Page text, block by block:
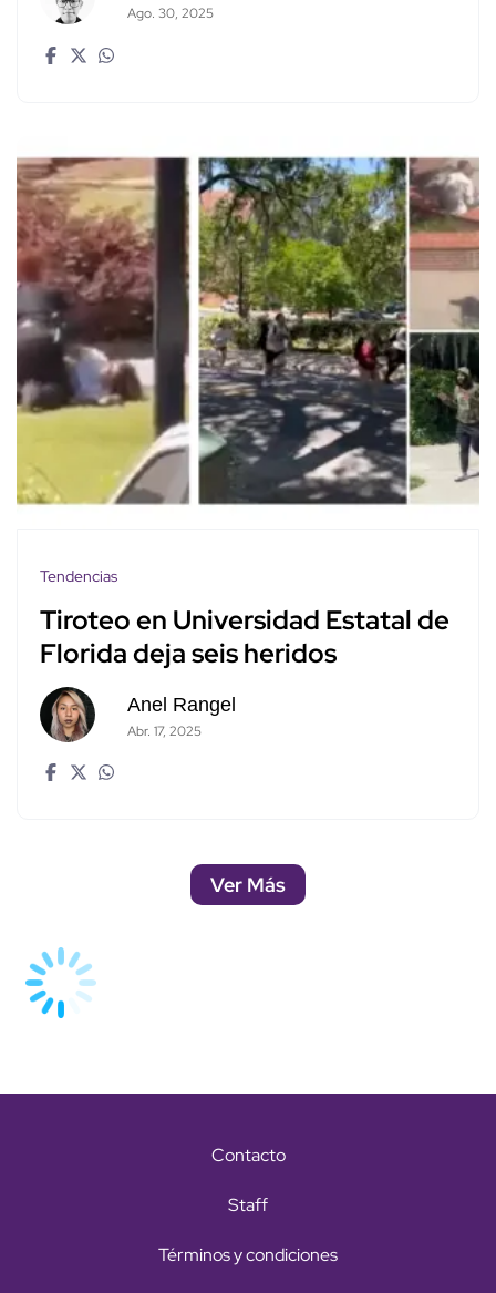
Ago. 30, 2025
Tendencias
Tiroteo en Universidad Estatal de
Florida deja seis heridos
Anel Rangel
Abr. 17, 2025
Ver Más
Contacto
Staff
Términos y condiciones